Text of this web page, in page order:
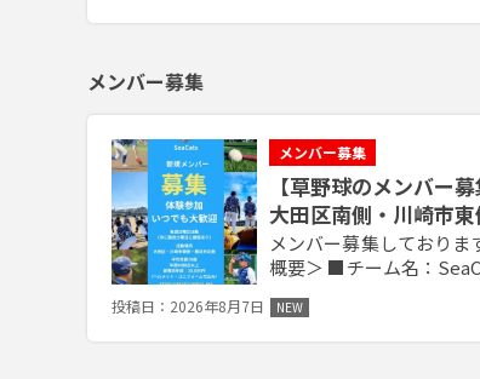
メンバー募集
メンバー募集
【草野球のメンバー
大田区南側・川崎市
メンバー募集しております!
概要＞ ■チーム名：
活動エリア：大田区南
ル：高校野球経験者中心 ■初年度会費：30,000円（ユニフォーム・ヘルメット代込
み） ※11月以降入団は翌
投稿日：2026年8月7日 NEW